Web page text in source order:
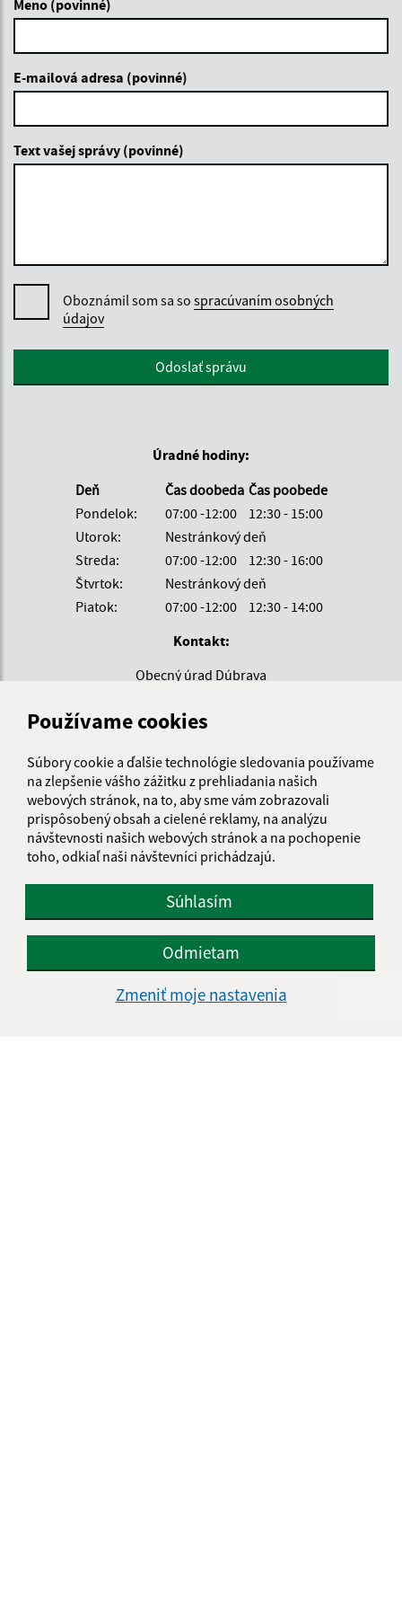
Používame cookies
Súbory cookie a ďalšie technológie sledovania používame
na zlepšenie vášho zážitku z prehliadania našich
webových stránok, na to, aby sme vám zobrazovali
prispôsobený obsah a cielené reklamy, na analýzu
návštevnosti našich webových stránok a na pochopenie
toho, odkiaľ naši návštevníci prichádzajú.
Súhlasím
Odmietam
Zmeniť moje nastavenia
Meno (povinné)
E-mailová adresa (povinné)
Text vašej správy (povinné)
Oboznámil som sa so spracúvaním osobných
údajov
Google reCaptcha ResponseOdoslať správu
Úradné hodiny:
Deň
Čas doobeda Čas poobede
Pondelok:
07:00 -12:00
12:30 - 15:00
Utorok:
Nestránkový deň
Streda:
07:00 -12:00
12:30 - 16:00
Štvrtok:
Nestránkový deň
Piatok:
07:00 -12:00
12:30 - 14:00
Kontakt:
Obecný úrad Dúbrava
053 05 Beharovce
obecdubrava@spisnet.sk
+421 53 469 99 70
IČO: 00329053